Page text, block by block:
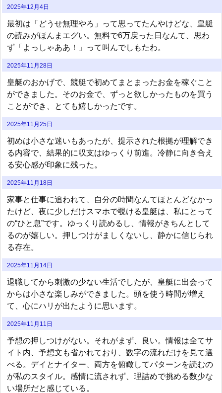
2025年12月4日
最初は「どうせ無理やろ」って思ってたんやけどな、皇艇
の読みがほんまエグい。無料で6万戻った日なんて、思わ
ず「よっしゃああ！」って叫んでしもたわ。
2025年11月28日
皇艇のおかげで、競艇で初めてまとまったお金を稼ぐこと
ができました。そのお金で、ずっと欲しかったものを買う
ことができ、とても嬉しかったです。
2025年11月25日
初めは小さな迷いもあったが、提示された根拠が理解でき
る内容で、結果的に収支はゆっくり前進。冷静に向き合え
る安心感が印象に残った。
2025年11月18日
家事と仕事に追われて、自分の時間なんてほとんどなかっ
たけど、夜に少しだけスマホで覗ける皇艇は、私にとって
の“ひと息”です。ゆっくり読めるし、情報がきちんとして
るのが嬉しい。押しつけがましくないし、静かに信じられ
る存在。
2025年11月14日
退職してから刺激の少ない生活でしたが、皇艇に出会って
からは小さな楽しみができました。頭を使う時間が増え
て、心にハリが出たように思います。
2025年11月11日
予想の押しつけがない。それがまず、良い。情報は全てサ
イト内、予想文も省かれており、数字の流れだけを見て選
べる。デイとナイター、両方を俯瞰してパターンを読むの
が私のスタイル。感情に流されず、理詰めで挑める数少な
い場所だと感じている。